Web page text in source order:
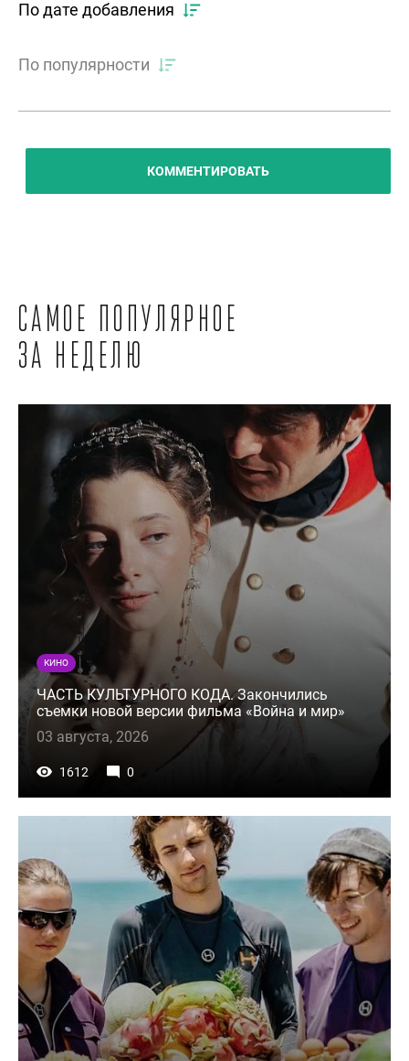
По дате добавления
По популярности
КОММЕНТИРОВАТЬ
Самое популярное
за неделю
КИНО
ЧАСТЬ КУЛЬТУРНОГО КОДА. Закончились
съемки новой версии фильма «Война и мир»
03 августа, 2026
1612 0